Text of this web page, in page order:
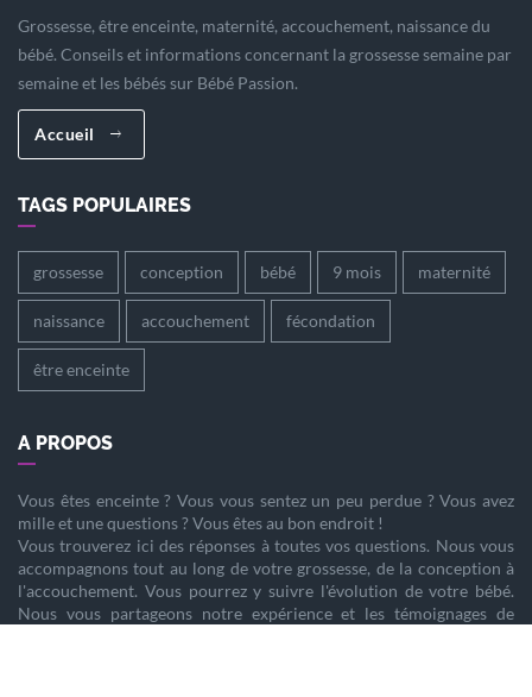
Grossesse, être enceinte, maternité, accouchement, naissance du
bébé. Conseils et informations concernant la grossesse semaine par
semaine et les bébés sur Bébé Passion.
Accueil
TAGS POPULAIRES
grossesse conception bébé 9 mois maternité
naissance accouchement fécondation
être enceinte
A PROPOS
Vous êtes enceinte? Vous vous sentez un peu perdue ? Vous avez
mille et une questions ? Vous êtes au bon endroit !
Vous trouverez ici des réponses à toutes vos questions. Nous vous
accompagnons tout au long de votre grossesse, de la conception à
l'accouchement. Vous pourrez y suivre l'évolution de votre bébé.
Nous vous partageons notre expérience et les témoignages de